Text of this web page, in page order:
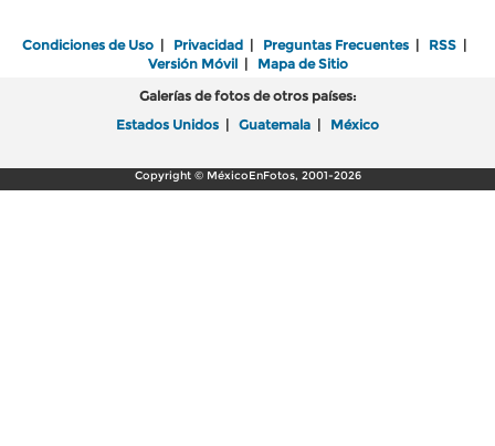
Condiciones de Uso | Privacidad | Preguntas Frecuentes | RSS |
Versión Móvil| Mapa de Sitio
Galerías de fotos de otros países:
Estados Unidos | Guatemala | México
Copyright © MéxicoEnFotos, 2001-2026